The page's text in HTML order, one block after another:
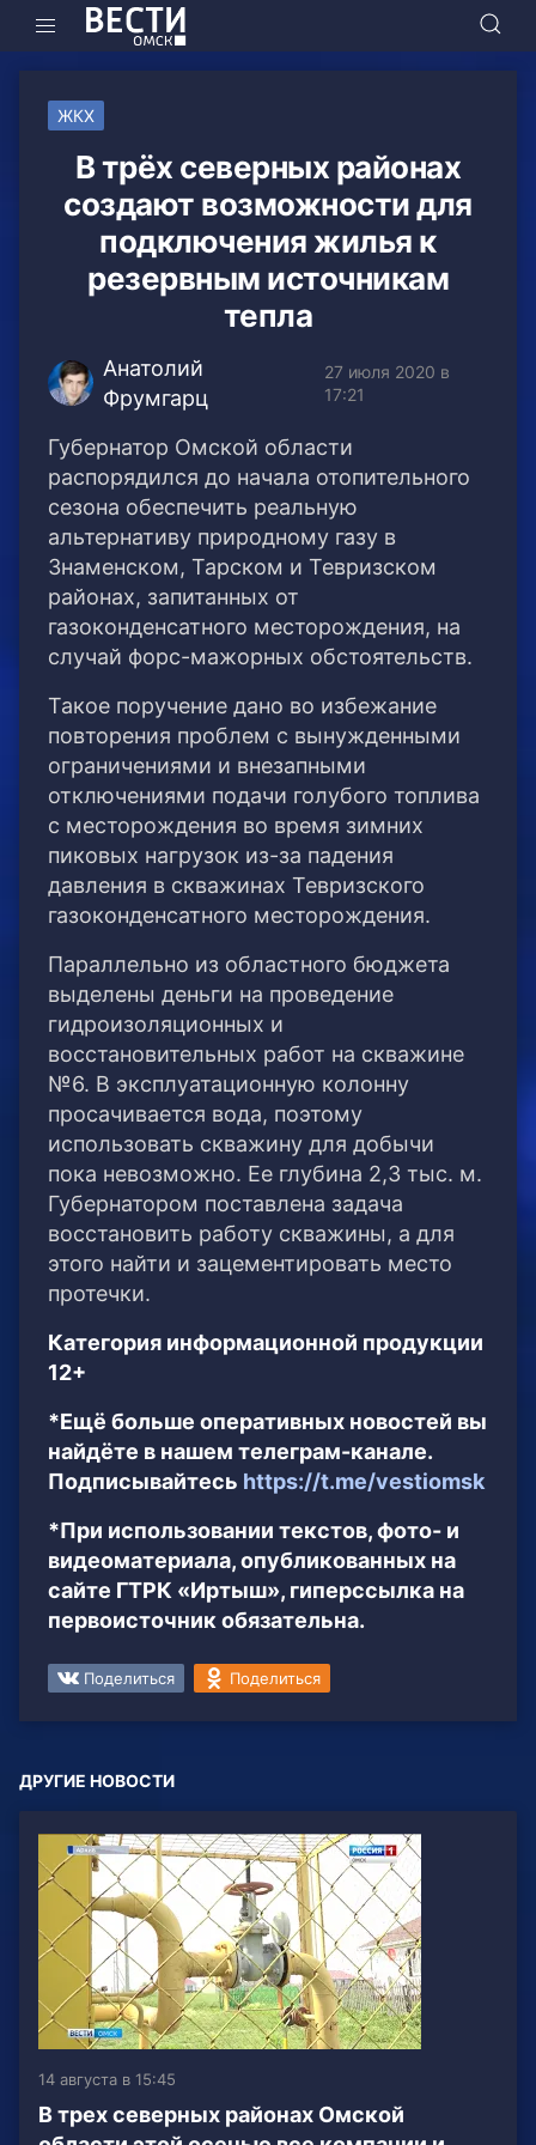
ЖКХ
В трёх северных районах
создают возможности для
подключения жилья к
резервным источникам
тепла
Анатолий
Фрумгарц
27 июля 2020 в
17:21
Губернатор Омской области
распорядился до начала отопительного
сезона обеспечить реальную
альтернативу природному газу в
Знаменском, Тарском и Тевризском
районах, запитанных от
газоконденсатного месторождения, на
случай форс-мажорных обстоятельств.
Такое поручение дано во избежание
повторения проблем с вынужденными
ограничениями и внезапными
отключениями подачи голубого топлива
с месторождения во время зимних
пиковых нагрузок из-за падения
давления в скважинах Тевризского
газоконденсатного месторождения.
Параллельно из областного бюджета
выделены деньги на проведение
гидроизоляционных и
восстановительных работ на скважине
№6. В эксплуатационную колонну
просачивается вода, поэтому
использовать скважину для добычи
пока невозможно. Ее глубина 2,3 тыс. м.
Губернатором поставлена задача
восстановить работу скважины, а для
этого найти и зацементировать место
протечки.
Категория информационной продукции
12+
*Ещё больше оперативных новостей вы
найдёте в нашем телеграм-канале.
Подписывайтесь https://t.me/vestiomsk
*При использовании текстов, фото- и
видеоматериала, опубликованных на
сайте ГТРК «Иртыш», гиперссылка на
первоисточник обязательна.
Поделиться Поделиться
ДРУГИЕ НОВОСТИ
14 августа в 15:45
В трех северных районах Омской